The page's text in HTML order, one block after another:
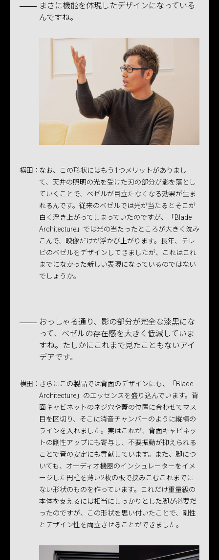
まさに機能を体現したデザインになっている
んですね。
横田：なお、この形状にはもう1つメリットがありまし
て、天井の照明の光を受けた刃の部分が影を落とし
ていくことで、ベゼルが目立たなくなる効果が生ま
れるんです。従来のベゼルでは光が当たるとそこが
白く浮き上がってしまっていたのですが、「Blade
Architecture」では光の当たったところが大きく沈み
こんで、映像だけが浮かび上がります。長年、テレ
ビのベゼルをデザインしてきましたが、これはこれ
までになかった新しい表現になっているのではない
でしょうか。
おっしゃる通り、影の部分が完全な漆黒にな
って、ベゼルの存在感を大きく低減していま
すね。たしかにこれまで見たこともないアイ
デアです。
横田： さらにこの製品では背面のデザインにも、「Blade
Architecture」のエッセンスを盛り込んでいます。背
面キャビネットのネジ穴や蓋の位置に合わせてマス
目を区切り、そこに消音チャンバーのように縦横の
ラインを入れました。実はこれが、背面キャビネッ
トの剛性アップにも寄与し、不要振動が抑えられる
ことで音の安定にも貢献しています。また、脚につ
いても、オーディオ機器のインシュレーターをイメ
ージした円柱を薄い2枚の板で挟みこむこれまでに
ない形状のものを作っています。これだけ重量級の
本体を支えるには相当にしっかりとした脚が必要だ
ったのですが、この形状を思い付いたことで、剛性
とデザイン性を両立させることができました。